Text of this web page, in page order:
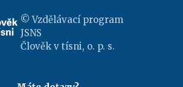
© Vzdělávací program
JSNS
Člověk v tísni, o. p. s.